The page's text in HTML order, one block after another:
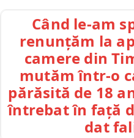
Când le-am
renunțăm la
camere din
mutăm într-o
părăsită de 18
întrebat în față
dat